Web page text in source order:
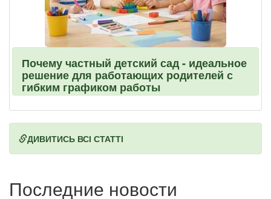
Почему частный детский сад - идеальное
решение для работающих родителей с
гибким графиком работы
ДИВИТИСЬ ВСІ СТАТТІ
Последние новости